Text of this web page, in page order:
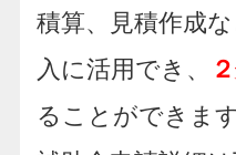
積算、見積作成
入に活用でき、
ることができます